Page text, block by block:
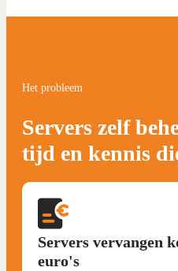
Het probleem
Servers zelf
tijd en kennis
Servers vervangen
euro's